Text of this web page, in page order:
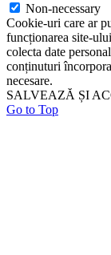
Non-necessary
Cookie-uri care ar
funcționarea site-
colecta date
conținuturi
necesare.
SALVEAZĂ ȘI
Go to Top